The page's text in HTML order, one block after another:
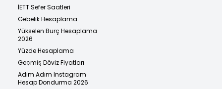
İETT Sefer Saatleri
Gebelik Hesaplama
Yükselen Burç Hesaplama
2026
Yüzde Hesaplama
Geçmiş Döviz Fiyatları
Adım Adım Instagram
Hesap Dondurma 2026